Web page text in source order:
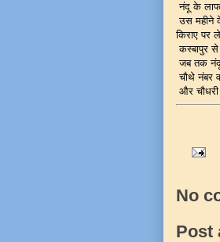
नंदू के
उस महीने
किराए पर
कस्बापुर
जब तक नंदू
चौथे नंबर
और
No
Post